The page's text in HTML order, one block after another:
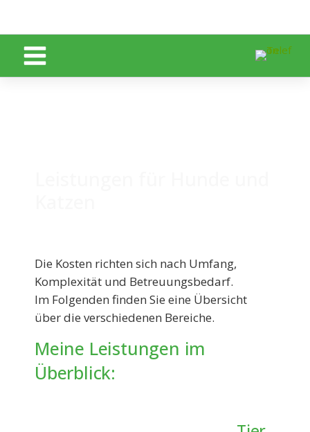
Die Kosten richten sich nach Umfang,
Komplexität und Betreuungsbedarf.
Im Folgenden finden Sie eine Übersicht
über die verschiedenen Bereiche.
Meine Leistungen im
Überblick: